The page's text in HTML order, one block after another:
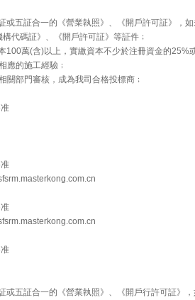
五証合一的《營業執照》、《開戶許可証》，
代碼証》、《開戶許可証》等証件﹔
萬(含)以上，實繳資本不少於注冊資金的25%
的施工經驗﹔
部門審核，成為我司合格投標商﹔
証合一的《營業執照》、《開戶行許可証》，